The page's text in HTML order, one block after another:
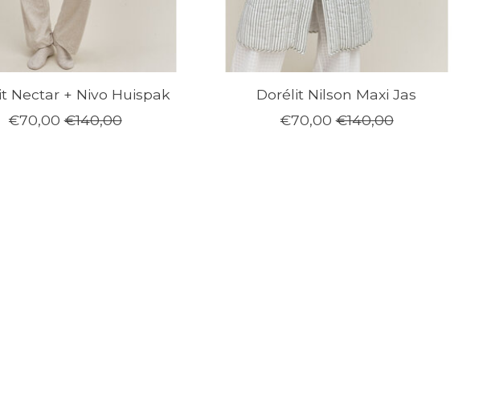
Nectar + Nivo Huispak
€70,00 €140,00
Dorélit Nilson Maxi Jas
€70,00 €140,00